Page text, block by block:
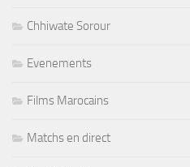
Chhiwate Sorour
Evenements
Films Marocains
Matchs en direct